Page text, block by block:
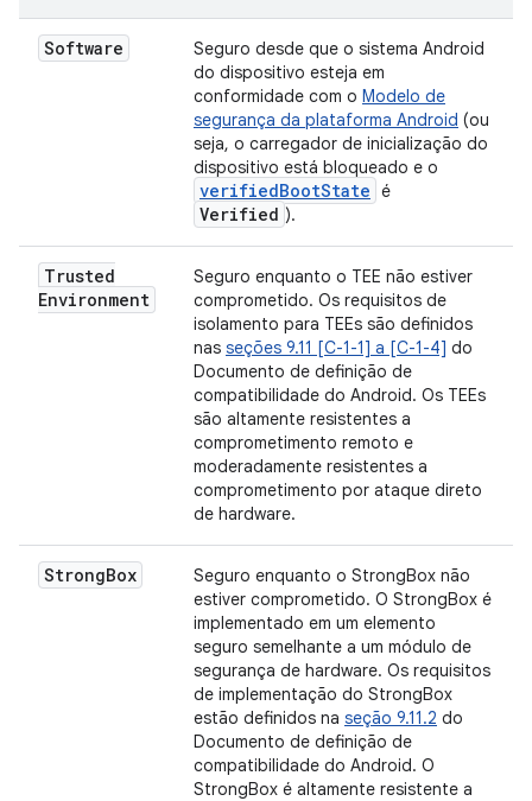
Software
Seguro desde que o sistema Android
do dispositivo esteja em
conformidade com o Modelo de
segurança da plataforma Android (ou
seja, o carregador de inicialização do
dispositivo está bloqueado e o
verifiedBootState é
Verified ).
Trusted
Environment
Seguro enquanto o TEE não estiver
comprometido. Os requisitos de
isolamento para TEEs são definidos
nas seções 9.11 [C-1-1] a [C-1-4] do
Documento de definição de
compatibilidade do Android. Os TEEs
são altamente resistentes a
comprometimento remoto e
moderadamente resistentes a
comprometimento por ataque direto
de hardware.
StrongBox
Seguro enquanto o StrongBox não
estiver comprometido. O StrongBox é
implementado em um elemento
seguro semelhante a um módulo de
segurança de hardware. Os requisitos
de implementação do StrongBox
estão definidos na seção 9.11.2 do
Documento de definição de
compatibilidade do Android. O
StrongBox é altamente resistente a